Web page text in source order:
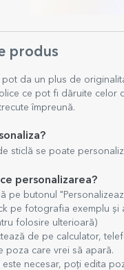
produs
pot da un plus de
ce pot fi dăruite celor
împreună.
sticlă se poate
personalizarea?
pe butonul
pe fotografia exemplu
folosire ulterioară)
de pe calculator,
poza care vrei să apară.
este necesar, poți edita